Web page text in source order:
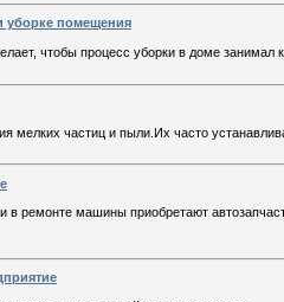
уборке помещения
чтобы процесс уборки в доме
мелких частиц и пыли.Их часто
в ремонте машины приобретают